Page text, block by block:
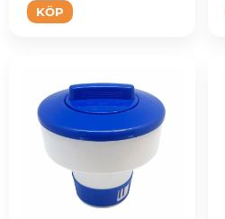
KÖP